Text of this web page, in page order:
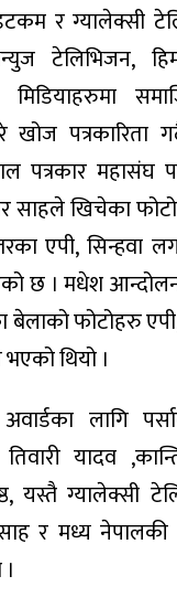
र ग्यालेक्सी
टेलिभिजन,
मिडियाहरुमा
खोज
पत्रकार महासंघ
खिचेका
एपी, सिन्हवा
छ । मधेश आन्दोलन,
बेलाको फोटोहरु
थियो ।
लागि
यादव
यस्तै ग्यालेक्सी
र मध्य